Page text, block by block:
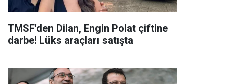
TMSF'den Dilan, Engin Polat çiftine
darbe! Lüks araçları satışta